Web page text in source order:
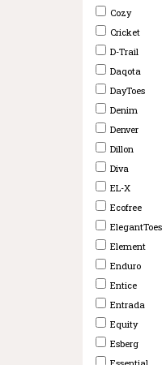
Cozy
Cricket
D-Trail
Daqota
DayToes
Denim
Denver
Dillon
Diva
EL-X
Ecofree
ElegantToes
Element
Enduro
Entice
Entrada
Equity
Esberg